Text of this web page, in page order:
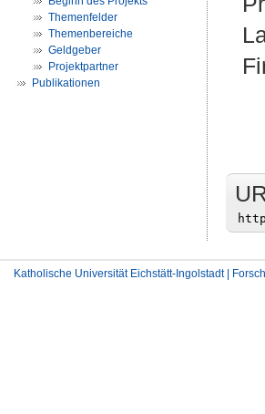
Themenfelder
Themenbereiche
Geldgeber
Projektpartner
Publikationen
Katholische Universität Eichstätt-Ingolstadt |